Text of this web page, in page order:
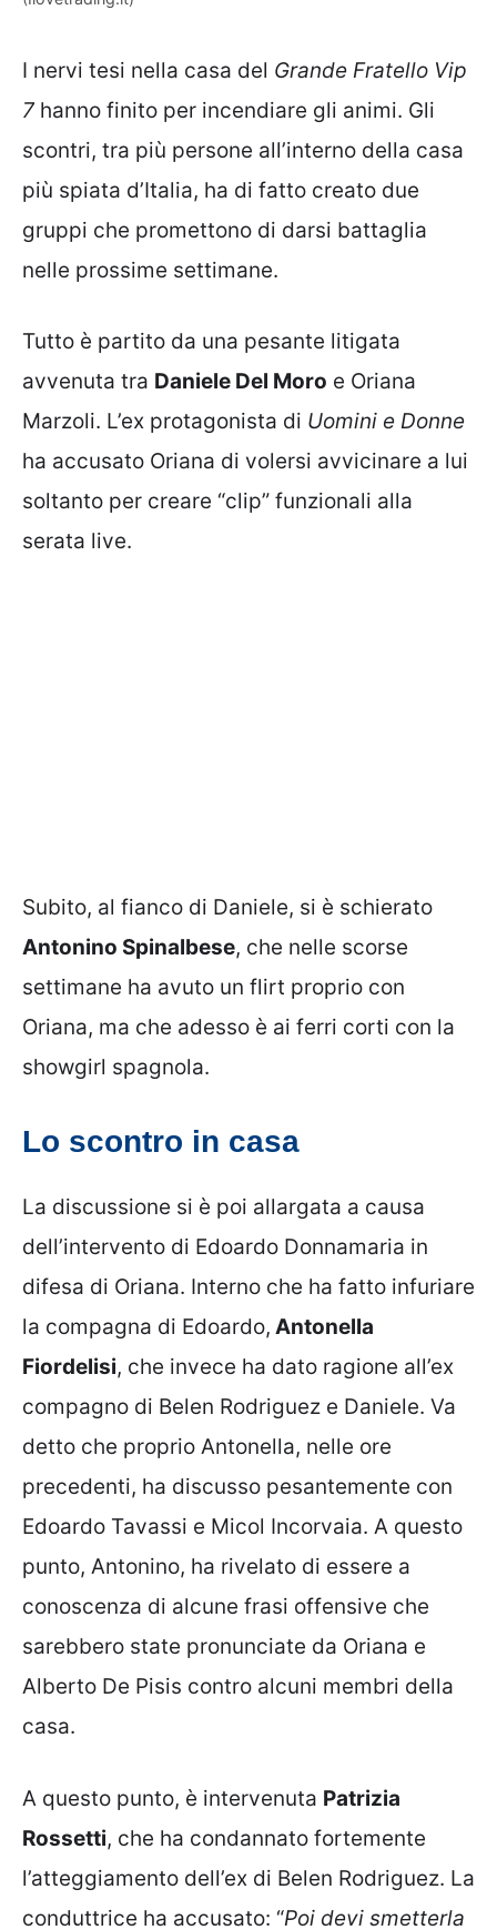
I nervi tesi nella casa del Grande Fratello Vip
7 hanno finito per incendiare gli animi. Gli
scontri, tra più persone all’interno della casa
più spiata d’Italia, ha di fatto creato due
gruppi che promettono di darsi battaglia
nelle prossime settimane.
Tutto è partito da una pesante litigata
avvenuta tra Daniele Del Moro e Oriana
Marzoli. L’ex protagonista di Uomini e Donne
ha accusato Oriana di volersi avvicinare a lui
soltanto per creare “clip” funzionali alla
serata live.
Subito, al fianco di Daniele, si è schierato
Antonino Spinalbese, che nelle scorse
settimane ha avuto un flirt proprio con
Oriana, ma che adesso è ai ferri corti con la
showgirl spagnola.
Lo scontro in casa
La discussione si è poi allargata a causa
dell’intervento di Edoardo Donnamaria in
difesa di Oriana. Interno che ha fatto infuriare
la compagna di Edoardo, Antonella
Fiordelisi, che invece ha dato ragione all’ex
compagno di Belen Rodriguez e Daniele. Va
detto che proprio Antonella, nelle ore
precedenti, ha discusso pesantemente con
Edoardo Tavassi e Micol Incorvaia. A questo
punto, Antonino, ha rivelato di essere a
conoscenza di alcune frasi offensive che
sarebbero state pronunciate da Oriana e
Alberto De Pisis contro alcuni membri della
casa.
A questo punto, è intervenuta Patrizia
Rossetti, che ha condannato fortemente
l’atteggiamento dell’ex di Belen Rodriguez. La
conduttrice ha accusato: “Poi devi smetterla